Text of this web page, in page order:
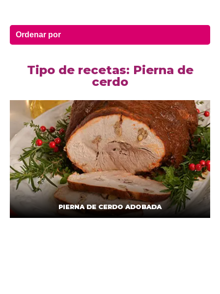
Tipo de recetas: Pierna de
cerdo
PIERNA DE CERDO ADOBADA